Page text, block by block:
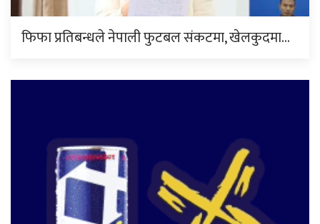
फिफा प्रतिबन्धले नेपाली फुटबल संकटमा, खेलकुदमा…